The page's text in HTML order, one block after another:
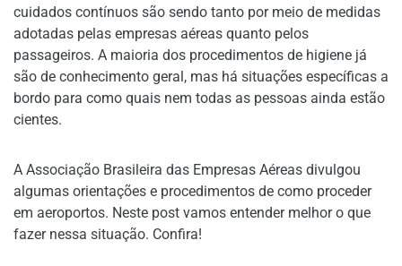
cuidados contínuos são sendo tanto por meio de medidas
adotadas pelas empresas aéreas quanto pelos
passageiros. A maioria dos procedimentos de higiene já
são de conhecimento geral, mas há situações específicas a
bordo para como quais nem todas as pessoas ainda estão
cientes.
A Associação Brasileira das Empresas Aéreas divulgou
algumas orientações e procedimentos de como proceder
em aeroportos. Neste post vamos entender melhor o que
fazer nessa situação. Confira!